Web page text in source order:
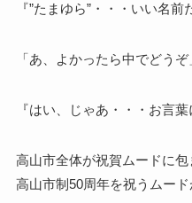
『”たまゆら”・・・いい名前
「あ、よかったら中でどうぞ
『はい、じゃあ・・・お言葉
高山市全体が祝賀ムードに包
高山市制50周年を祝うムード